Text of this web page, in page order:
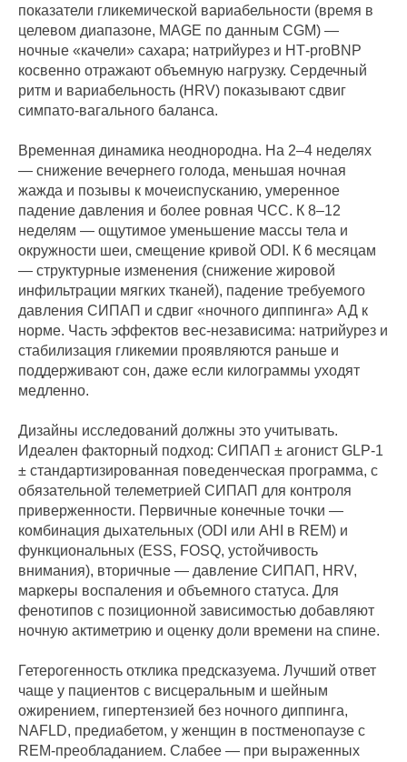
показатели гликемической вариабельности (время в
целевом диапазоне, MAGE по данным CGM) —
ночные «качели» сахара; натрийурез и НТ‑proBNP
косвенно отражают объемную нагрузку. Сердечный
ритм и вариабельность (HRV) показывают сдвиг
симпато‑вагального баланса.
Временная динамика неоднородна. На 2–4 неделях
— снижение вечернего голода, меньшая ночная
жажда и позывы к мочеиспусканию, умеренное
падение давления и более ровная ЧСС. К 8–12
неделям — ощутимое уменьшение массы тела и
окружности шеи, смещение кривой ODI. К 6 месяцам
— структурные изменения (снижение жировой
инфильтрации мягких тканей), падение требуемого
давления СИПАП и сдвиг «ночного диппинга» АД к
норме. Часть эффектов вес‑независима: натрийурез и
стабилизация гликемии проявляются раньше и
поддерживают сон, даже если килограммы уходят
медленно.
Дизайны исследований должны это учитывать.
Идеален факторный подход: СИПАП ± агонист GLP‑1
± стандартизированная поведенческая программа, с
обязательной телеметрией СИПАП для контроля
приверженности. Первичные конечные точки —
комбинация дыхательных (ODI или AHI в REM) и
функциональных (ESS, FOSQ, устойчивость
внимания), вторичные — давление СИПАП, HRV,
маркеры воспаления и объемного статуса. Для
фенотипов с позиционной зависимостью добавляют
ночную актиметрию и оценку доли времени на спине.
Гетерогенность отклика предсказуема. Лучший ответ
чаще у пациентов с висцеральным и шейным
ожирением, гипертензией без ночного диппинга,
NAFLD, предиабетом, у женщин в постменопаузе с
REM‑преобладанием. Слабее — при выраженных